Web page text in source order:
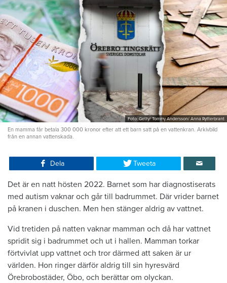
Foto: Getty/ Tommy Andersson/ Anna Rytterbrant
En mamma får betala 300 000 kronor efter att ett barn satt på en vattenkran. Arkivbild
från en annan vattenskada.
Dela Tweeta
Det är en natt hösten 2022. Barnet som har diagnostiserats
med autism vaknar och går till badrummet. Där vrider barnet
på kranen i duschen. Men hen stänger aldrig av vattnet.
Vid tretiden på natten vaknar mamman och då har vattnet
spridit sig i badrummet och ut i hallen. Mamman torkar
förtvivlat upp vattnet och tror därmed att saken är ur
världen. Hon ringer därför aldrig till sin hyresvärd
Örebrobostäder, Öbo, och berättar om olyckan.